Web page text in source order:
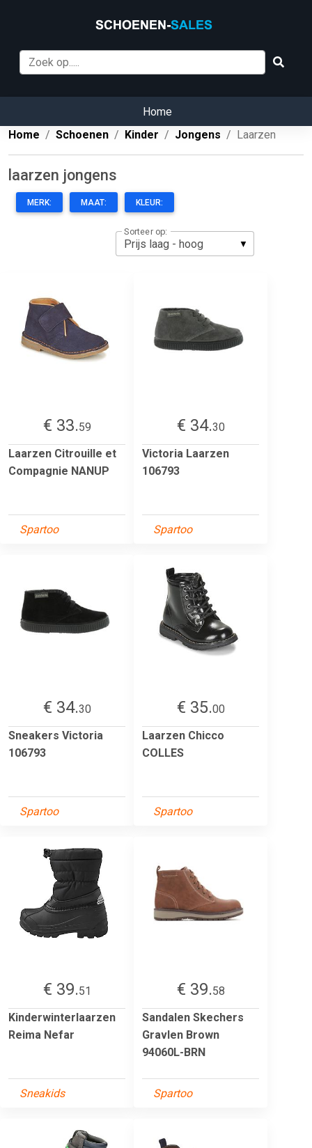
Home
Home
Schoenen Kinder Jongens Laarzen
laarzen jongens
MERK: MAAT: KLEUR:
Sorteer op:
€ 33.59
Laarzen Citrouille et
Compagnie NANUP
Spartoo
€ 34.30
Victoria Laarzen
106793
Spartoo
€ 34.30
Sneakers Victoria
106793
Spartoo
€ 35.00
Laarzen Chicco
COLLES
Spartoo
€ 39.51
Kinderwinterlaarzen
Reima Nefar
Sneakids
€ 39.58
Sandalen Skechers
Gravlen Brown
94060L-BRN
Spartoo